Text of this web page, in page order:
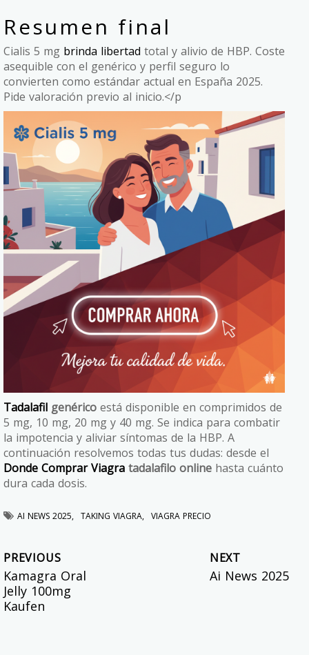
Resumen final
Cialis 5 mg brinda libertad total y alivio de HBP. Coste
asequible con el genérico y perfil seguro lo
convierten como estándar actual en España 2025.
Pide valoración previo al inicio.</p
Tadalafil genérico está disponible en comprimidos de
5 mg, 10 mg, 20 mg y 40 mg. Se indica para combatir
la impotencia y aliviar síntomas de la HBP. A
continuación resolvemos todas tus dudas: desde el
Donde Comprar Viagra tadalafilo online hasta cuánto
dura cada dosis.
AI NEWS 2025 TAKING VIAGRA VIAGRA PRECIO
PREVIOUS
Kamagra Oral
Jelly 100mg
Kaufen
NEXT
Ai News 2025